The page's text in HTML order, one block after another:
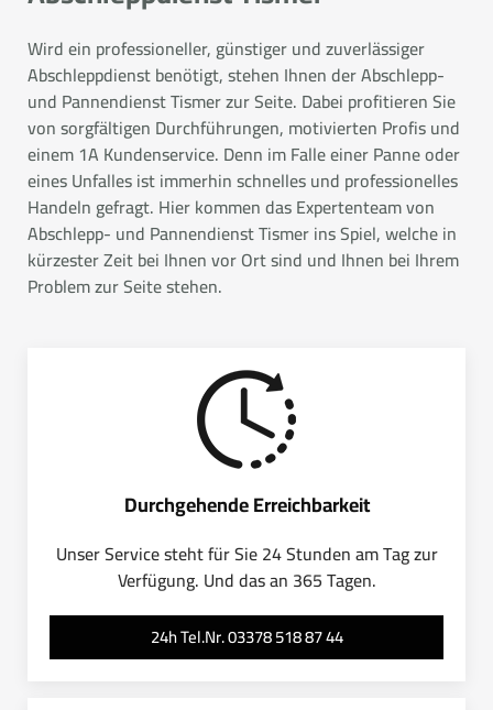
Wird ein professioneller, günstiger und zuverlässiger
Abschleppdienst benötigt, stehen Ihnen der Abschlepp-
und Pannendienst Tismer zur Seite. Dabei profitieren Sie
von sorgfältigen Durchführungen, motivierten Profis und
einem 1A Kundenservice. Denn im Falle einer Panne oder
eines Unfalles ist immerhin schnelles und professionelles
Handeln gefragt. Hier kommen das Expertenteam von
Abschlepp- und Pannendienst Tismer ins Spiel, welche in
kürzester Zeit bei Ihnen vor Ort sind und Ihnen bei Ihrem
Problem zur Seite stehen.
Durchgehende Erreichbarkeit
Unser Service steht für Sie 24 Stunden am Tag zur
Verfügung. Und das an 365 Tagen.
24h Tel.Nr. 03378 518 87 44